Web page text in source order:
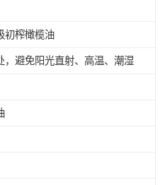
初榨橄榄油
，避免阳光直射、高温、潮湿